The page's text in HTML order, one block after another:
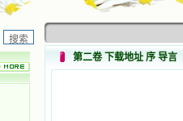
第二卷 下载地址 序 导言